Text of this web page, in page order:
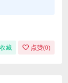
收藏 点赞(0)